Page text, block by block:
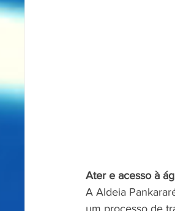
Ater e acesso à
A Aldeia